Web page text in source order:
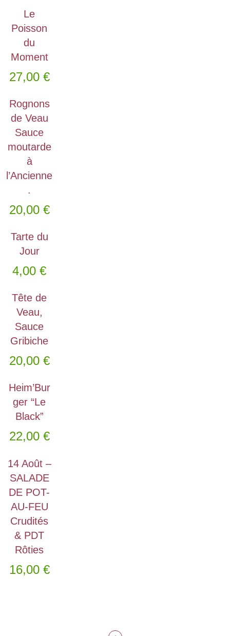
Le
Poisson
du
Moment
27,00 €
Rognons
de Veau
Sauce
moutarde
à
l’Ancienne
.
20,00 €
Tarte du
Jour
4,00€
Tête de
Veau,
Sauce
Gribiche
20,00 €
Heim’Bur
ger “Le
Black”
22,00 €
14 Août –
SALADE
DE POT-
AU-FEU
Crudités
& PDT
Rôties
16,00 €